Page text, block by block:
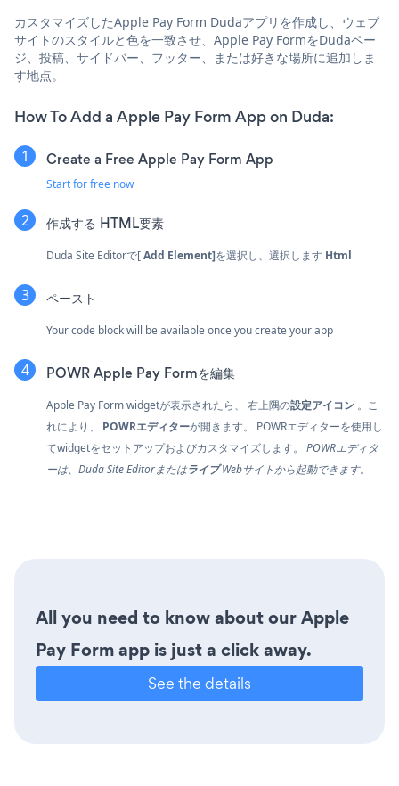
カスタマイズしたApple Pay Form Dudaアプリを作成し、ウェブ
サイトのスタイルと色を一致させ、Apple Pay FormをDudaペー
ジ、投稿、サイドバー、フッター、または好きな場所に追加しま
す地点。
How To Add a Apple Pay Form App on Duda:
Create a Free Apple Pay Form App
Start for free now
作成する HTML要素
Duda Site Editorで[Add Element]を選択し、選択します Html
ペースト
Your code block will be available once you create your app
POWR Apple Pay Formを編集
Apple Pay Form widgetが表示されたら、 右上隅の設定アイコン 。こ
れにより、 POWRエディターが開きます。 POWRエディターを使用し
てwidgetをセットアップおよびカスタマイズします。 POWRエディタ
ーは、Duda Site EditorまたはライブWebサイトから起動できます。
All you need to know about our Apple
Pay Form app is just a click away.
See the details